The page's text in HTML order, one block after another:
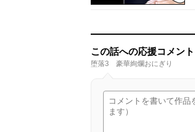
この話への応援コメント
堕落3 豪華絢爛おにぎり